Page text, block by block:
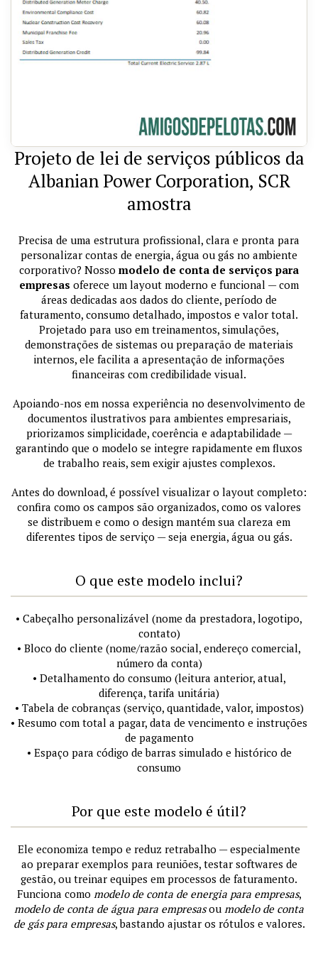
Projeto de lei de serviços públicos da
Albanian Power Corporation, SCR
amostra
Precisa de uma estrutura profissional, clara e pronta para
personalizar contas de energia, água ou gás no ambiente
corporativo? Nosso modelo de conta de serviços para
empresas oferece um layout moderno e funcional — com
áreas dedicadas aos dados do cliente, período de
faturamento, consumo detalhado, impostos e valor total.
Projetado para uso em treinamentos, simulações,
demonstrações de sistemas ou preparação de materiais
internos, ele facilita a apresentação de informações
financeiras com credibilidade visual.
Apoiando-nos em nossa experiência no desenvolvimento de
documentos ilustrativos para ambientes empresariais,
priorizamos simplicidade, coerência e adaptabilidade —
garantindo que o modelo se integre rapidamente em fluxos
de trabalho reais, sem exigir ajustes complexos.
Antes do download, é possível visualizar o layout completo:
confira como os campos são organizados, como os valores
se distribuem e como o design mantém sua clareza em
diferentes tipos de serviço — seja energia, água ou gás.
O que este modelo inclui?
• Cabeçalho personalizável (nome da prestadora, logotipo,
contato)
• Bloco do cliente (nome/razão social, endereço comercial,
número da conta)
• Detalhamento do consumo (leitura anterior, atual,
diferença, tarifa unitária)
• Tabela de cobranças (serviço, quantidade, valor, impostos)
• Resumo com total a pagar, data de vencimento e instruções
de pagamento
• Espaço para código de barras simulado e histórico de
consumo
Por que este modelo é útil?
Ele economiza tempo e reduz retrabalho — especialmente
ao preparar exemplos para reuniões, testar softwares de
gestão, ou treinar equipes em processos de faturamento.
Funciona como modelo de conta de energia para empresas,
modelo de conta de água para empresasou modelo de conta
de gás para empresas, bastando ajustar os rótulos e valores.